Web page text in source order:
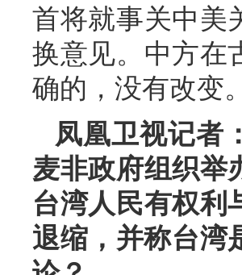
首将就事关中美
换意见。中方在
确的，没有改变。
凤凰卫视记者
麦非政府组织举
台湾人民有权利
退缩，并称台湾